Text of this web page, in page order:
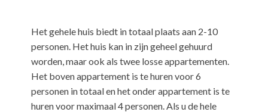
Het gehele huis biedt in totaal plaats aan 2-10
personen. Het huis kan in zijn geheel gehuurd
worden, maar ook als twee losse appartementen.
Het boven appartement is te huren voor 6
personen in totaal en het onder appartement is te
huren voor maximaal 4 personen. Als u de hele